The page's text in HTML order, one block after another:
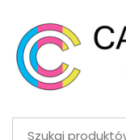
Szukaj: